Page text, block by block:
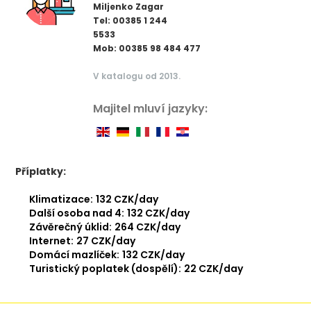
Miljenko Zagar
Tel: 00385 1 244
5533
Mob: 00385 98 484 477
V katalogu od 2013.
Majitel mluví jazyky:
Příplatky:
Klimatizace: 132 CZK/day
Další osoba nad 4: 132 CZK/day
Závěrečný úklid: 264 CZK/day
Internet: 27 CZK/day
Domácí mazlíček: 132 CZK/day
Turistický poplatek (dospělí): 22 CZK/day